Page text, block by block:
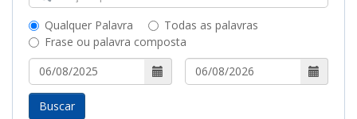
Qualquer Palavra
Todas as palavras
Frase ou palavra composta
Buscar